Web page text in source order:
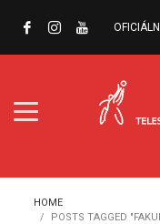
HOME
POSTS TAGGED